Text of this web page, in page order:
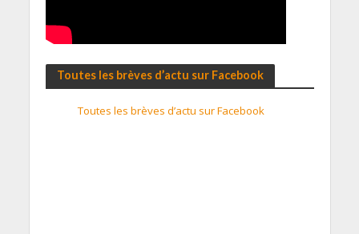
Toutes les brèves d’actu sur Facebook
Toutes les brèves d’actu sur Facebook